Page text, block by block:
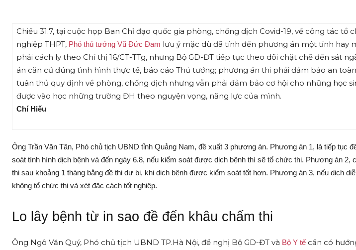
Chiều 31.7, tại cuộc họp Ban Chỉ đạo quốc gia phòng, chống dịch Covid-19, về công tác tổ
nghiệp THPT, Phó thủ tướng Vũ Đức Đam lưu ý mặc dù đã tính đến phương án một tỉnh hay
phải cách ly theo Chỉ thị 16/CT-TTg, nhưng Bộ GD-ĐT tiếp tục theo dõi chặt chẽ đến sát
án căn cứ đúng tình hình thực tế, báo cáo Thủ tướng; phương án thi phải đảm bảo an
tuân thủ quy định về phòng, chống dịch nhưng vẫn phải đảm bảo cơ hội cho những học
được vào học những trường ĐH theo nguyện vọng, năng lực của mình.
Chí Hiếu
Ông Trần Văn Tân, Phó chủ tịch UBND tỉnh Quảng Nam, đề xuất 3 phương án. Phương án 1, là tiếp tục
soát tình hình dịch bệnh và đến ngày 6.8, nếu kiểm soát được dịch bệnh thì sẽ tổ chức thi. Phương án 2,
thi sau khoảng 1 tháng bằng đề thi dự bị, khi dịch bệnh được kiểm soát tốt hơn. Phương án 3, nếu dịch
không tổ chức thi và xét đặc cách tốt nghiệp.
Lo lây bệnh từ in sao đề đến khâu chấm thi
Ông Ngô Văn Quý, Phó chủ tịch UBND TP.Hà Nội, đề nghị Bộ GD-ĐT và Bộ Y tế cần có